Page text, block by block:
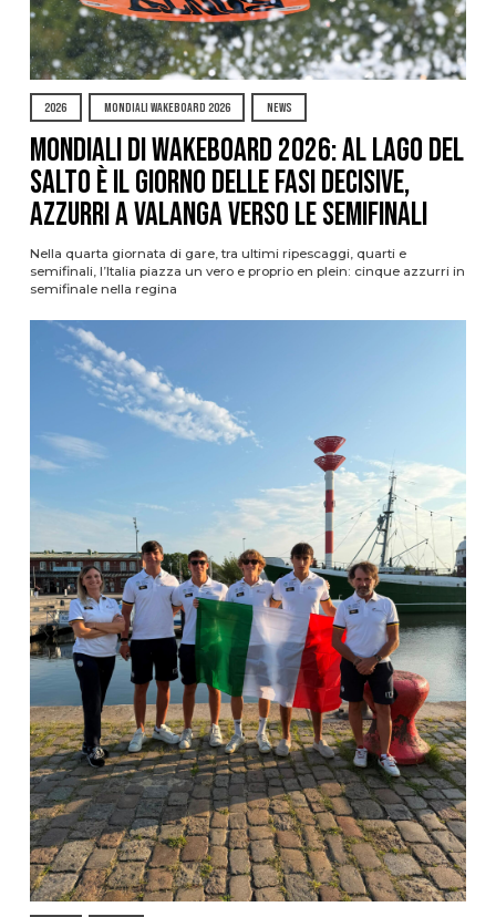
2026 MONDIALI WAKEBOARD 2026 NEWS
Mondiali di Wakeboard 2026: al Lago del
Salto è il giorno delle fasi decisive,
azzurri a valanga verso le semifinali
Nella quarta giornata di gare, tra ultimi ripescaggi, quarti e
semifinali, l’Italia piazza un vero e proprio en plein: cinque azzurri in
semifinale nella regina